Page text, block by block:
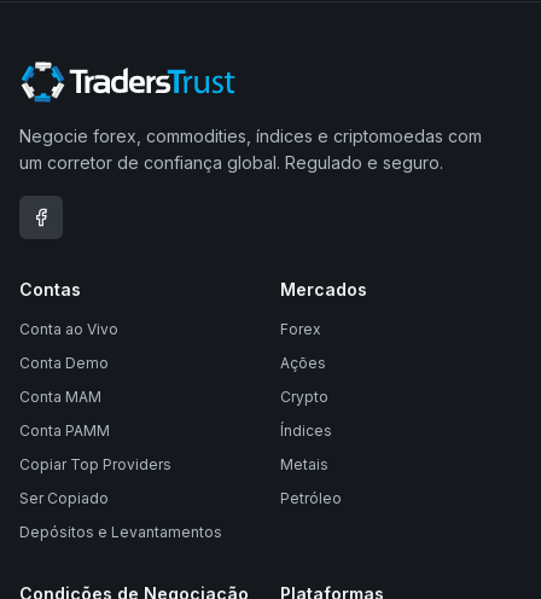
Negocie forex, commodities, índices e criptomoedas com
um corretor de confiança global. Regulado e seguro.
Contas
Conta ao Vivo
Conta Demo
Conta MAM
Conta PAMM
Copiar Top Providers
Ser Copiado
Depósitos e Levantamentos
Mercados
Forex
Ações
Crypto
Índices
Metais
Petróleo
Condições de Negociação Plataformas